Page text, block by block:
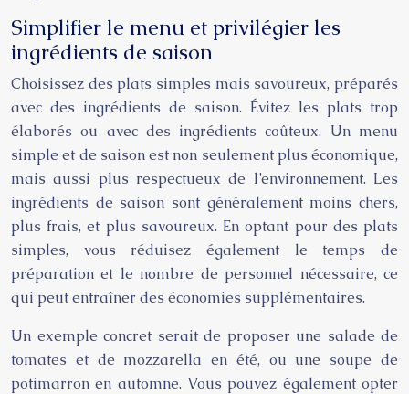
Simplifier le menu et privilégier les
ingrédients de saison
Choisissez des plats simples mais savoureux, préparés
avec des ingrédients de saison. Évitez les plats trop
élaborés ou avec des ingrédients coûteux. Un menu
simple et de saison est non seulement plus économique,
mais aussi plus respectueux de l’environnement. Les
ingrédients de saison sont généralement moins chers,
plus frais, et plus savoureux. En optant pour des plats
simples, vous réduisez également le temps de
préparation et le nombre de personnel nécessaire, ce
qui peut entraîner des économies supplémentaires.
Un exemple concret serait de proposer une salade de
tomates et de mozzarella en été, ou une soupe de
potimarron en automne. Vous pouvez également opter